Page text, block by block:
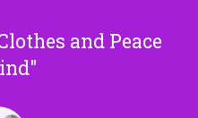
and Peace